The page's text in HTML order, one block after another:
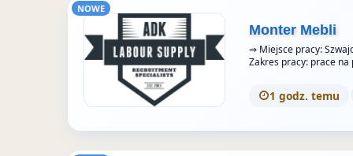
NOWE
Monter Mebli
⇒ Miejsce pracy:
Zakres pracy: prace
1 godz. temu